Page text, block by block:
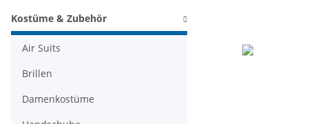
Kostüme & Zubehör
Air Suits
Brillen
Damenkostüme